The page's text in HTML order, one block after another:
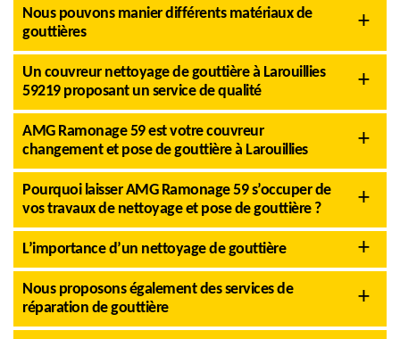
Nous pouvons manier différents matériaux de
gouttières
Un couvreur nettoyage de gouttière à Larouillies
59219 proposant un service de qualité
AMG Ramonage 59 est votre couvreur
changement et pose de gouttière à Larouillies
Pourquoi laisser AMG Ramonage 59 s’occuper de
vos travaux de nettoyage et pose de gouttière ?
L’importance d’un nettoyage de gouttière
Nous proposons également des services de
réparation de gouttière